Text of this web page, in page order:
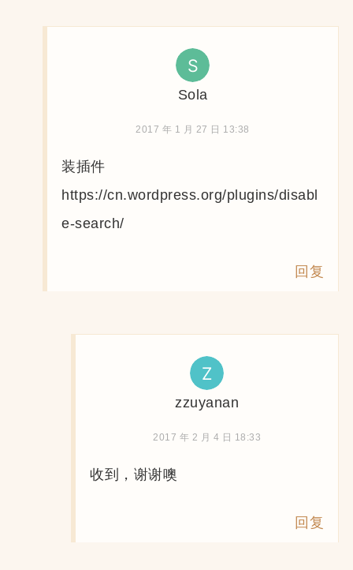
Sola
2017 年 1 月 27 日 13:38
装插件
https://cn.wordpress.org/plugins/disabl
e-search/
回复
zzuyanan
2017 年 2 月 4 日 18:33
收到，谢谢噢
回复